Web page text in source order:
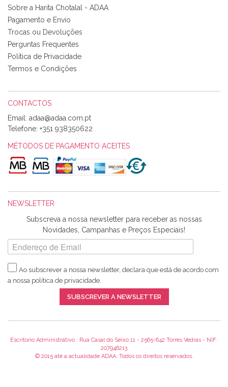
Tudo chegou em condições, pois os produtos vieram muito
bem acondicionados. Estou plenamente satisfeita com os
produtos adquiridos. Relativamente à bolsa, tem um tecido
com um padrão e cores muito bonitas e a execução está
perfeitíssima. Futuramente penso voltar a comprar na vossa
loja, têm excelentes artigos a um preço muito justo. A
Alexandra Morais
Olá boa Noite. Os meus tecidos chegaram hoje. Muito
obrigada pelo miminho que dá um jeitaço pras minhas linhas
de bordar e não sei o que pões nos tecidos, mas que cheiram
maravilhosamente ... cheiram! :) Muito Obrigada.
Harita a minha encomenda já chegou. :) Muito obrigada pela
rapidez no envio, pela qualidade dos materiais que me
enviaste e pela simpatia de sempre. :)
Catarina Amaro
5 estrelas. Gosto muito do serviço. A Harita Chotalal é muito
Recomendo.
Sobre a Harita Chotalal - ADAA
Pagamento e Envio
Trocas ou Devoluções
Perguntas Frequentes
Política de Privacidade
Termos e Condições
CONTACTOS
Email:
Telefone: +351 938350622
MÉTODOS DE PAGAMENTO ACEITES
NEWSLETTER
Subscreva a nossa newsletter para receber as nossas
Novidades, Campanhas e Preços Especiais!
Ao subscrever a nossa newsletter, declara que está de acordo com
a nossa política de privacidade.
SUBSCREVER A NEWSLETTER
Escritorio Administrativo : Rua Casal do Seixo 11 - 2565-642 Torres Vedras - NIF:
207946213
© 2015 até a actualidade ADAA. Todos os direitos reservados.